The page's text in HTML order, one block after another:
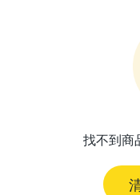
找不到商